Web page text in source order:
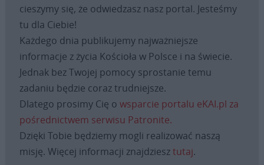
cieszymy się, że odwiedzasz nasz portal. Jesteśmy
tu dla Ciebie!
Każdego dnia publikujemy najważniejsze
informacje z życia Kościoła w Polsce i na świecie.
Jednak bez Twojej pomocy sprostanie temu
zadaniu będzie coraz trudniejsze.
Dlatego prosimy Cię o wsparcie portalu eKAI.pl za
pośrednictwem serwisu Patronite.
Dzięki Tobie będziemy mogli realizować naszą
misję. Więcej informacji znajdziesztutaj.